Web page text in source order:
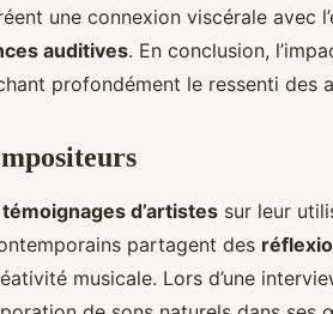
une connexion viscérale avec
auditives. En conclusion,
profondément le ressenti des
témoignages d’artistes sur leur
partagent des
musicale. Lors d’une